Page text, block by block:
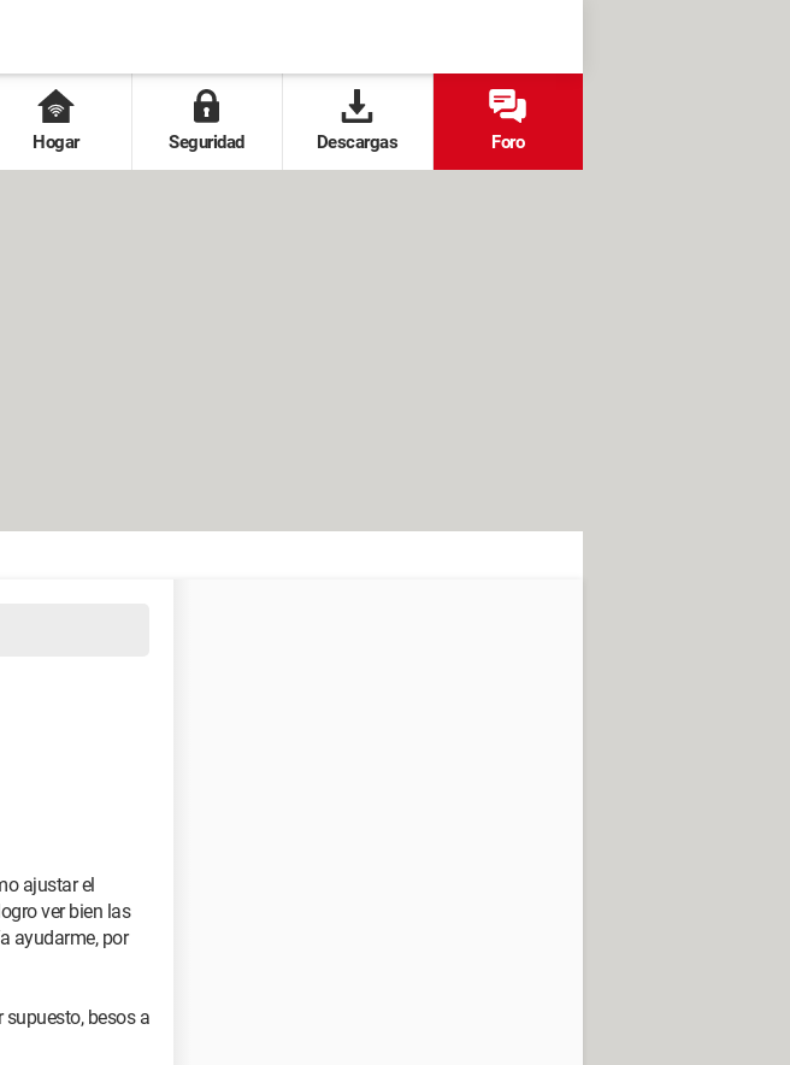
Hogar Seguridad Descargas Foro
ajustar el
ver bien las
ayudarme, por
supuesto, besos a